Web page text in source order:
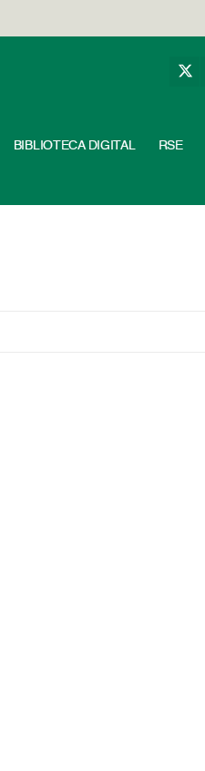
BIBLIOTECA DIGITAL RSE